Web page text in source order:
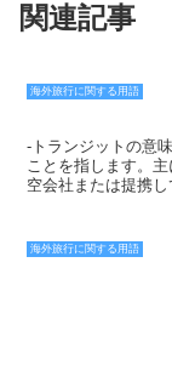
関連記事
海外旅行に関する用語
-トランジットの意
ことを指します。
空会社または提携
ーバーとは、乗り継
す。ストップオーバ
行うなど、滞在を
利用することで、
ィングフライト-コ
海外旅行に関する用語